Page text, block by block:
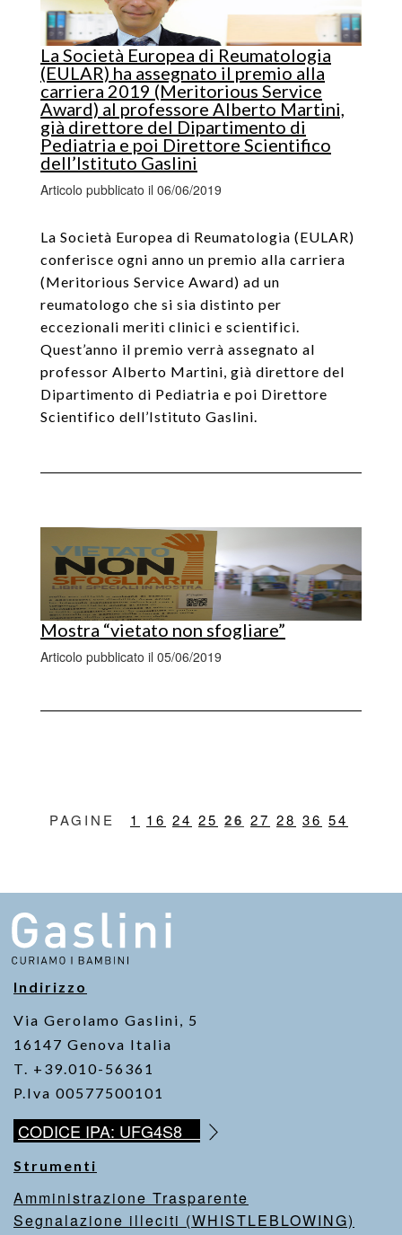
La Società Europea di Reumatologia
(EULAR) ha assegnato il premio alla
carriera 2019 (Meritorious Service
Award) al professore Alberto Martini,
già direttore del Dipartimento di
Pediatria e poi Direttore Scientifico
dell’Istituto Gaslini
Articolo pubblicato il 06/06/2019
La Società Europea di Reumatologia (EULAR)
conferisce ogni anno un premio alla carriera
(Meritorious Service Award) ad un
reumatologo che si sia distinto per
eccezionali meriti clinici e scientifici.
Quest’anno il premio verrà assegnato al
professor Alberto Martini, già direttore del
Dipartimento di Pediatria e poi Direttore
Scientifico dell’Istituto Gaslini.
Mostra “vietato non sfogliare”
Articolo pubblicato il 05/06/2019
1 16 24 25 26 27 28 36 54
Indirizzo
Via Gerolamo Gaslini, 5
16147 Genova Italia
T. +39.010-56361
P.Iva 00577500101
CODICE IPA: UFG4S8
Strumenti
Amministrazione Trasparente
Segnalazione illeciti (WHISTLEBLOWING)